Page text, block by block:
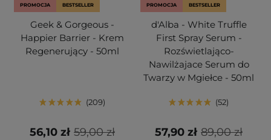
PROMOCJA BESTSELLER
Geek & Gorgeous -
Happier Barrier - Krem
Regenerujący - 50ml
209
59,00 zł
56,10 zł
PROMOCJA BESTSELLER
d'Alba - White Truffle
First Spray Serum -
Rozświetlająco-
Nawilżajace Serum do
Twarzy w Mgiełce - 50ml
52
89,00 zł
57,90 zł